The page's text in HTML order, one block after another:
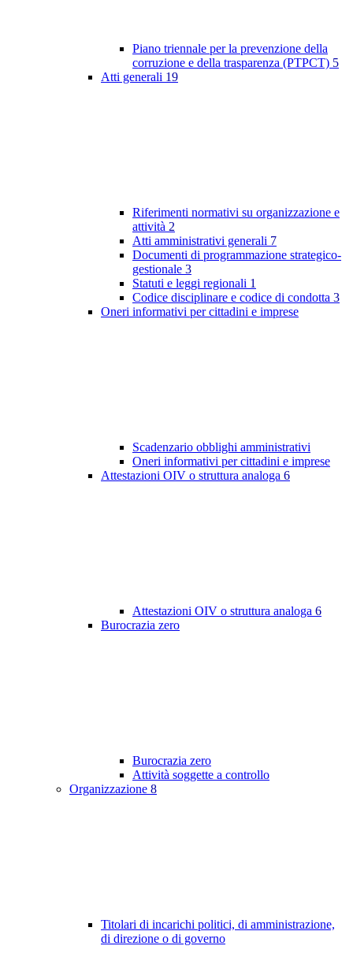
Piano triennale per la prevenzione della
corruzione e della trasparenza (PTPCT) 5
Atti generali 19
Riferimenti normativi su organizzazione e
attività 2
Atti amministrativi generali 7
Documenti di programmazione strategico-
gestionale 3
Statuti e leggi regionali 1
Codice disciplinare e codice di condotta 3
Oneri informativi per cittadini e imprese
Scadenzario obblighi amministrativi
Oneri informativi per cittadini e imprese
Attestazioni OIV o struttura analoga 6
Attestazioni OIV o struttura analoga 6
Burocrazia zero
Burocrazia zero
Attività soggette a controllo
Organizzazione 8
Titolari di incarichi politici, di amministrazione,
di direzione o di governo